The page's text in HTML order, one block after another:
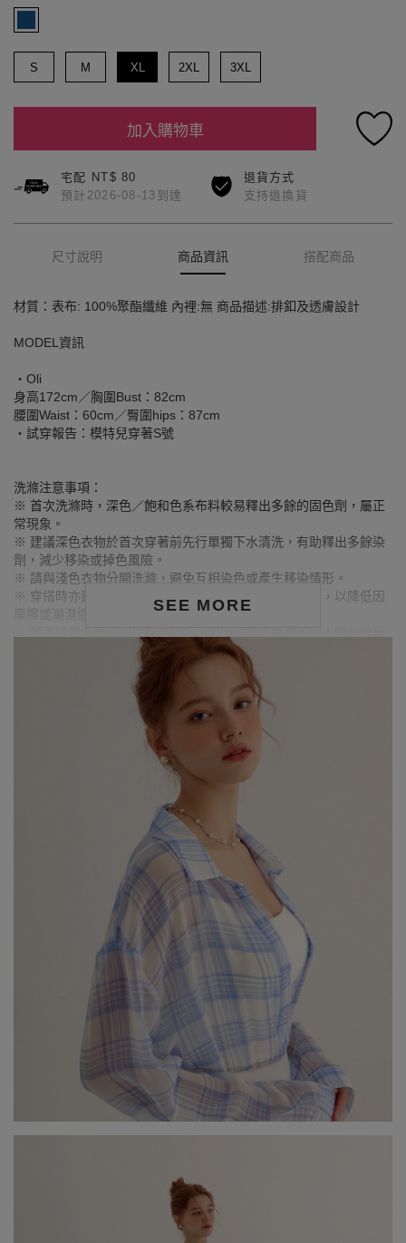
S M XL 2XL 3XL
加入購物車
宅配 NT$ 80
預計2026-08-13到達
退貨方式
支持退換貨
尺寸說明 商品資訊 搭配商品
SEE MORE
材質：表布: 100%聚酯纖維 內裡:無 商品描述:排釦及透膚設計
MODEL資訊
‧Oli
身高172cm／胸圍Bust：82cm
腰圍Waist：60cm／臀圍hips：87cm
‧試穿報告：模特兒穿著S號
洗滌注意事項：
※ 首次洗滌時，深色／飽和色系布料較易釋出多餘的固色劑，屬正
常現象。
※ 建議深色衣物於首次穿著前先行單獨下水清洗，有助釋出多餘染
劑，減少移染或掉色風險。
※ 請與淺色衣物分開洗滌，避免互相染色或產生移染情形。
※ 穿搭時亦建議避免與淺色配件、包款、飾品一同使用，以降低因
摩擦或潮濕造成染色的可能性。
設定差異略有不同，請以實際商品顏色為準。